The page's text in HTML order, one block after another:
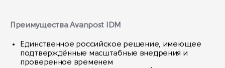
Преимущества Avanpost IDM
Единственное российское решение, имеющее
подтверждённые масштабные внедрения и
проверенное временем